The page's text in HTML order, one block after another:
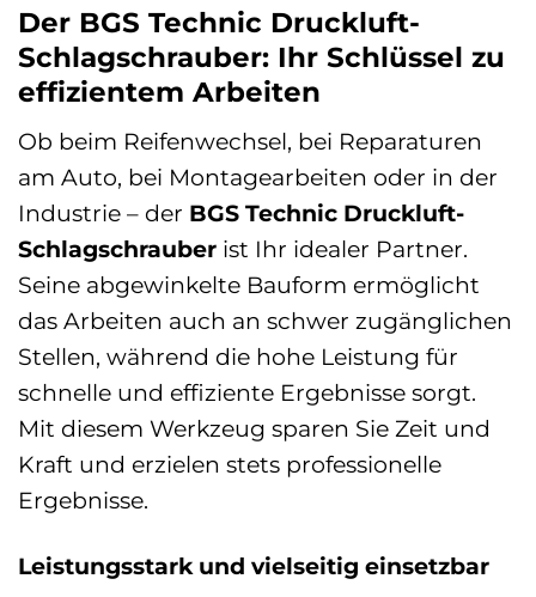
Der BGS Technic Druckluft-
Schlagschrauber: Ihr Schlüssel zu
effizientem Arbeiten
Ob beim Reifenwechsel, bei Reparaturen
am Auto, bei Montagearbeiten oder in der
Industrie – der BGS Technic Druckluft-
Schlagschrauber ist Ihr idealer Partner.
Seine abgewinkelte Bauform ermöglicht
das Arbeiten auch an schwer zugänglichen
Stellen, während die hohe Leistung für
schnelle und effiziente Ergebnisse sorgt.
Mit diesem Werkzeug sparen Sie Zeit und
Kraft und erzielen stets professionelle
Ergebnisse.
Leistungsstark und vielseitig einsetzbar